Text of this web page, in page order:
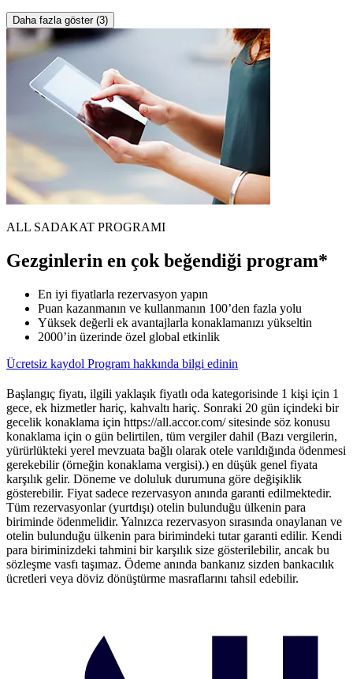
Daha fazla göster (3)
ALL SADAKAT PROGRAMI
Gezginlerin en çok beğendiği program*
En iyi fiyatlarla rezervasyon yapın
Puan kazanmanın ve kullanmanın 100’den fazla yolu
Yüksek değerli ek avantajlarla konaklamanızı yükseltin
2000’in üzerinde özel global etkinlik
Ücretsiz kaydol Program hakkında bilgi edinin
Başlangıç fiyatı, ilgili yaklaşık fiyatlı oda kategorisinde 1 kişi için 1
gece, ek hizmetler hariç, kahvaltı hariç. Sonraki 20 gün içindeki bir
gecelik konaklama için https://all.accor.com/ sitesinde söz konusu
konaklama için o gün belirtilen, tüm vergiler dahil (Bazı vergilerin,
yürürlükteki yerel mevzuata bağlı olarak otele varıldığında ödenmesi
gerekebilir (örneğin konaklama vergisi).) en düşük genel fiyata
karşılık gelir. Döneme ve doluluk durumuna göre değişiklik
gösterebilir. Fiyat sadece rezervasyon anında garanti edilmektedir.
Tüm rezervasyonlar (yurtdışı) otelin bulunduğu ülkenin para
biriminde ödenmelidir. Yalnızca rezervasyon sırasında onaylanan ve
otelin bulunduğu ülkenin para birimindeki tutar garanti edilir. Kendi
para biriminizdeki tahmini bir karşılık size gösterilebilir, ancak bu
sözleşme vasfı taşımaz. Ödeme anında bankanız sizden bankacılık
ücretleri veya döviz dönüştürme masraflarını tahsil edebilir.